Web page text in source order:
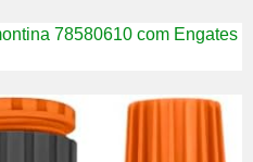
78580610 com Engates